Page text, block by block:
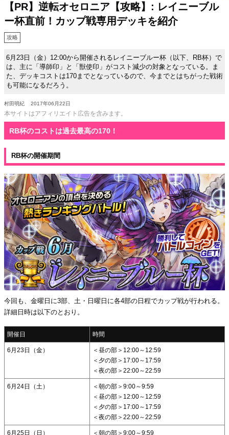
【PR】逆転オセロニア【攻略】: レイニーブル
ー杯直前！カップ戦専用デッキを紹介
攻略
6月23日（金）12:00から開催されるレイニーブルー杯（以下、RB杯）で
は、主に「導師印」と「獣使印」がコスト減少の対象となっている。ま
た、デッキコストは170までとなっているので、今までとはちがった戦術
も可能になるだろう。
村田明紀 2017年06月22日
本サイトはアフィリエイト広告を含みます。
RB杯のコストは過去最高の170！
RB杯の開催期間
今回も、金曜日に3部、土・日曜日に各4部の日程でカップ戦が行われる。
詳細日時は以下のとおり。
開催日 時間
6月23日（金）
＜昼の部＞12:00～12:59
＜夕の部＞17:00～17:59
＜夜の部＞22:00～22:59
6月24日（土）
＜朝の部＞9:00～9:59
＜昼の部＞12:00～12:59
＜夕の部＞17:00～17:59
＜夜の部＞22:00～22:59
6月25日（日）
＜朝の部＞9:00～9:59